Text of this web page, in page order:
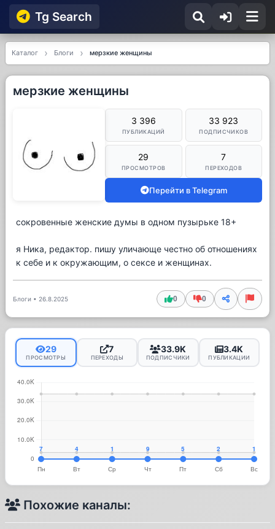
Tg Searсh
Каталог Блоги мерзкие женщины
мерзкие женщины
3 396
ПУБЛИКАЦИЙ
33 923
ПОДПИСЧИКОВ
29
ПРОСМОТРОВ
7
ПЕРЕХОДОВ
Перейти в Telegram
сокровенные женские думы в одном пузырьке 18+
я Ника, редактор. пишу уличающе честно об отношениях
к себе и к окружающим, о сексе и женщинах.
Блоги • 26.8.2025 0 0
29
ПРОСМОТРЫ
7
ПЕРЕХОДЫ
33.9K
ПОДПИСЧИКИ
3.4K
ПУБЛИКАЦИИ
Похожие каналы: